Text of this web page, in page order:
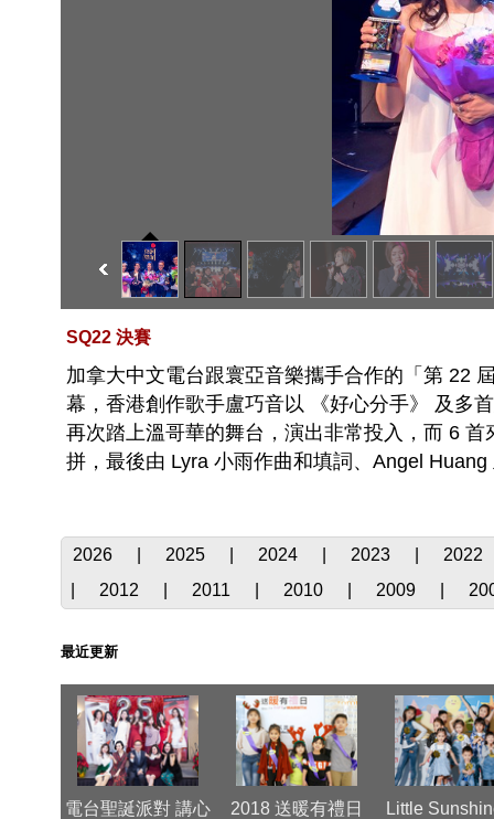
SQ22 決賽
加拿大中文電台跟寰亞音樂攜手合作的「第 22
幕，香港創作歌手盧巧音以 《好心分手》 及多
再次踏上溫哥華的舞台，演出非常投入，而 6
拼，最後由 Lyra 小雨作曲和填詞、Angel
2026 2025 2024 2023
2022
2012 2011 2010 2009
最近更新
電台聖誕派對 講心
2018 送暖有禮日
Little